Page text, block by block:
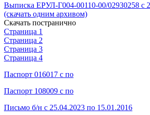
Выписка ЕРУЛ-Г004-00110-00/02930258 с
(скачать одним архивом)
Скачать постранично
Страница 1
Страница 2
Страница 3
Страница 4
Паспорт 016017 с по
Паспорт 108009 с по
Письмо б/н с 25.04.2023 по 15.01.2016